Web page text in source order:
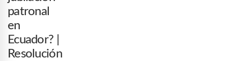
patronal
en
Ecuador? |
Resolución